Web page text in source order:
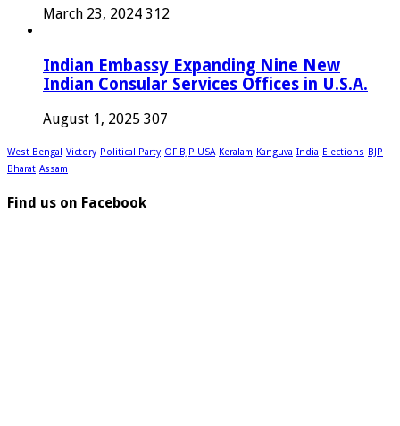
March 23, 2024 312
Indian Embassy Expanding Nine New
Indian Consular Services Offices in U.S.A.
August 1, 2025 307
West Bengal Victory Political Party OF BJP USA Keralam Kanguva India Elections BJP
Bharat Assam
Find us on Facebook